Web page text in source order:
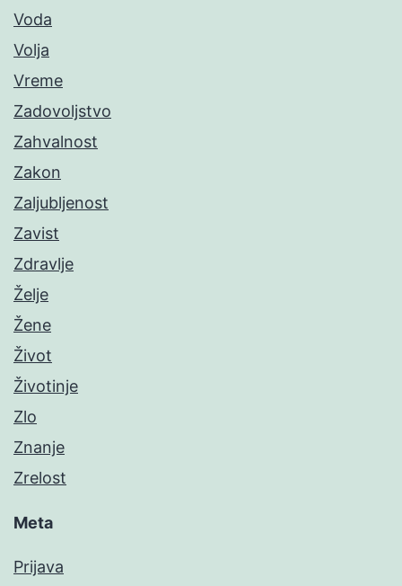
Voda
Volja
Vreme
Zadovoljstvo
Zahvalnost
Zakon
Zaljubljenost
Zavist
Zdravlje
Želje
Žene
Život
Životinje
Zlo
Znanje
Zrelost
Meta
Prijava